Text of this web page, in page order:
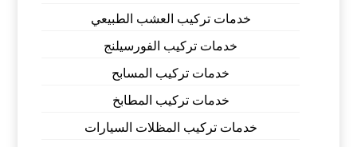
خدمات تركيب العشب الطبيعي
خدمات تركيب الفورسيلنج
خدمات تركيب المسابح
خدمات تركيب المطابخ
خدمات تركيب المظلات السيارات